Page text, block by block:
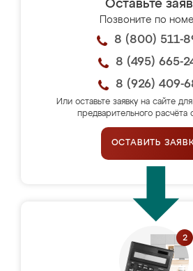
Оставьте
Позвоните по
8 (800) 511-
8 (495) 665-
8 (926) 409-
Или оставьте заявку на сайте
предварительного расчёта
ОСТАВИТЬ